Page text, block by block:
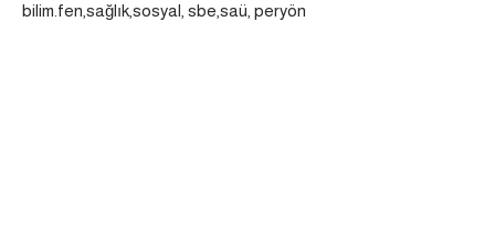
bilim.fen,sağlık,sosyal, sbe,saü, peryön